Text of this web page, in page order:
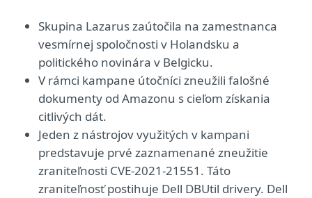
Skupina Lazarus zaútočila na zamestnanca
vesmírnej spoločnosti v Holandsku a
politického novinára v Belgicku.
V rámci kampane útočníci zneužili falošné
dokumenty od Amazonu s cieľom získania
citlivých dát.
Jeden z nástrojov využitých v kampani
predstavuje prvé zaznamenané zneužitie
zraniteľnosti CVE-2021-21551. Táto
zraniteľnosť postihuje Dell DBUtil drivery. Dell